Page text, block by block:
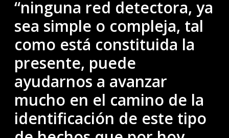
“ninguna red detectora, ya
sea simple o compleja, tal
como está constituida la
presente, puede
ayudarnos a avanzar
mucho en el camino de la
identificación de este tipo